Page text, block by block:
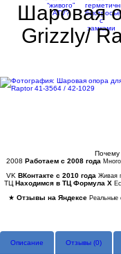
Шаровая
Grizzly/
Почему
2008 Работаем с 2008 года
VK ВКонтакте с 2010 года Живая
ТЦ Находимся в ТЦ Формула Х
★ Отзывы на Яндексе Реальные
Описание Отзывы (0)